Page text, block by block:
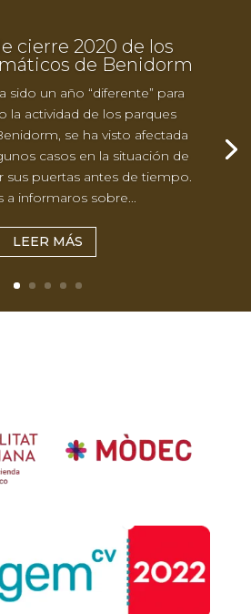
cierre 2020 de los
de Benidorm
sido un año “diferente” para
la actividad de los parques
se ha visto afectada
casos en la situación de
sus puertas antes de tiempo.
a informaros sobre...
LEER MÁS